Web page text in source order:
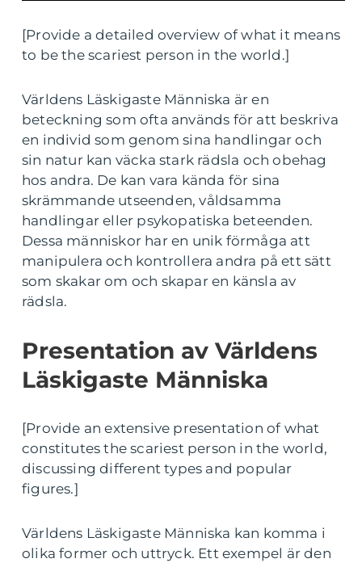
[Provide a detailed overview of what it means
to be the scariest person in the world.]
Världens Läskigaste Människa är en
beteckning som ofta används för att beskriva
en individ som genom sina handlingar och
sin natur kan väcka stark rädsla och obehag
hos andra. De kan vara kända för sina
skrämmande utseenden, våldsamma
handlingar eller psykopatiska beteenden.
Dessa människor har en unik förmåga att
manipulera och kontrollera andra på ett sätt
som skakar om och skapar en känsla av
rädsla.
Presentation av Världens
Läskigaste Människa
[Provide an extensive presentation of what
constitutes the scariest person in the world,
discussing different types and popular
figures.]
Världens Läskigaste Människa kan komma i
olika former och uttryck. Ett exempel är den